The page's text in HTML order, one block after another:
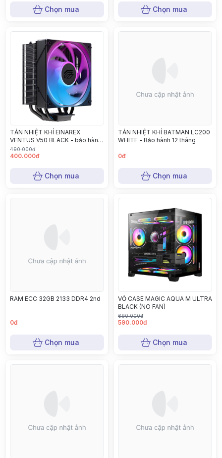
Chọn mua Chọn mua
TẢN NHIỆT KHÍ EINAREX
VENTUS V50 BLACK - bảo hành
12 tháng
490.000đ
400.000đ
Chọn mua
TẢN NHIỆT KHÍ BATMAN LC200
WHITE - Bảo hành 12 tháng
0đ
Chọn mua
RAM ECC 32GB 2133 DDR4 2nd
0đ
Chọn mua
VỎ CASE MAGIC AQUA M ULTRA
BLACK (NO FAN)
690.000đ
590.000đ
Chọn mua